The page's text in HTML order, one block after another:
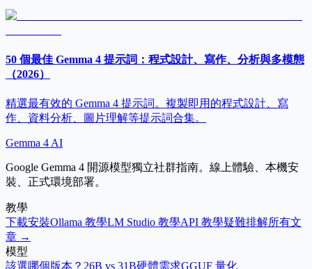
50 個最佳 Gemma 4 提示詞：程式設計、寫作、分析與多模態
（2026）
精選最有效的 Gemma 4 提示詞。複製即用的程式設計、寫
作、資料分析、圖片理解等提示詞合集。
Gemma 4 AI
Google Gemma 4 開源模型獨立社群指南。線上體驗、本機安
裝、正式環境部署。
教學
下載安裝Ollama 教學LM Studio 教學API 教學疑難排解所有文
章 →
模型
該選哪個版本？ 26B vs 31B硬體需求GGUF 量化